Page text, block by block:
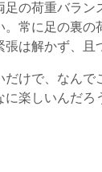
の荷重バラン
常に足の裏の
は解かず、且
けで、なんで
楽しいんだろ